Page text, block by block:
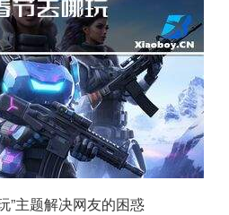
”主题解决网友的困惑